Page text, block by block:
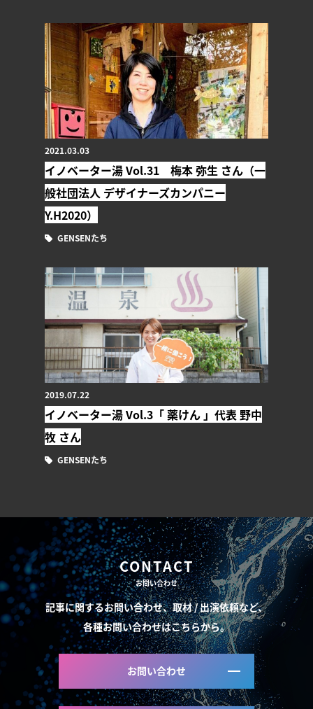
2021.03.03
イノベーター湯 Vol.31 梅本 弥生 さん（一
般社団法人 デザイナーズカンパニー
Y.H2020）
GENSENたち
2019.07.22
イノベーター湯 Vol.3「 薬けん 」代表 野中
牧 さん
GENSENたち
CONTACT
お問い合わせ
記事に関するお問い合わせ、取材 / 出演依頼など、
各種お問い合わせはこちらから。
お問い合わせ